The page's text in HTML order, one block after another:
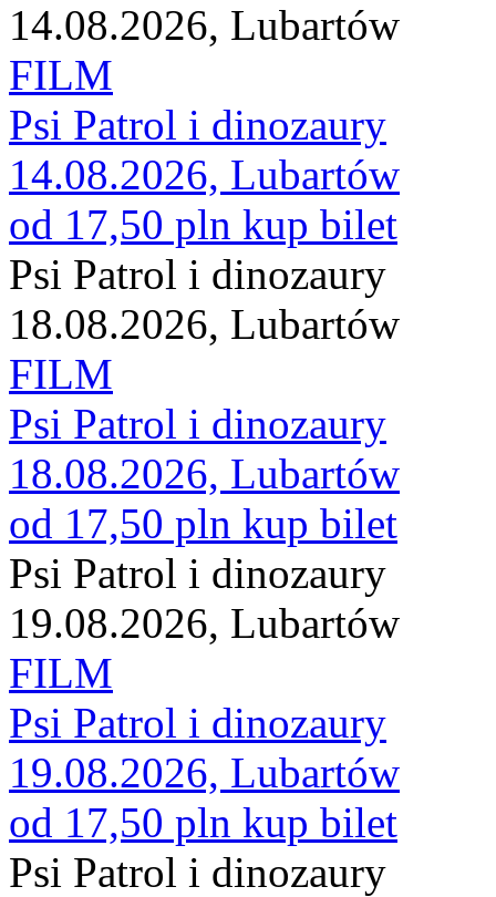
14.08.2026, Lubartów
FILM
Psi Patrol i dinozaury
14.08.2026, Lubartów
od 17,50 pln kup bilet
Psi Patrol i dinozaury
18.08.2026, Lubartów
FILM
Psi Patrol i dinozaury
18.08.2026, Lubartów
od 17,50 pln kup bilet
Psi Patrol i dinozaury
19.08.2026, Lubartów
FILM
Psi Patrol i dinozaury
19.08.2026, Lubartów
od 17,50 pln kup bilet
Psi Patrol i dinozaury